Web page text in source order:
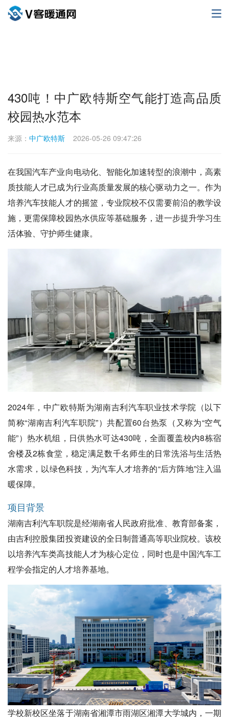
430吨！中广欧特斯空气能打造高品质
校园热水范本
来源： 中广欧特斯 2026-05-26 09:47:26
在我国汽车产业向电动化、智能化加速转型的浪潮中，高素
质技能人才已成为行业高质量发展的核心驱动力之一。作为
培养汽车技能人才的摇篮，专业院校不仅需要前沿的教学设
施，更需保障校园热水供应等基础服务，进一步提升学习生
活体验、守护师生健康。
2024年，中广欧特斯为湖南吉利汽车职业技术学院（以下
简称“湖南吉利汽车职院”）共配置60台热泵（又称为“空气
能”）热水机组，日供热水可达430吨，全面覆盖校内8栋宿
舍楼及2栋食堂，稳定满足数千名师生的日常洗浴与生活热
水需求，以绿色科技，为汽车人才培养的“后方阵地”注入温
暖保障。
项目背景
湖南吉利汽车职院是经湖南省人民政府批准、教育部备案，
由吉利控股集团投资建设的全日制普通高等职业院校。该校
以培养汽车类高技能人才为核心定位，同时也是中国汽车工
程学会指定的人才培养基地。
学校新校区坐落于湖南省湘潭市雨湖区湘潭大学城内，一期